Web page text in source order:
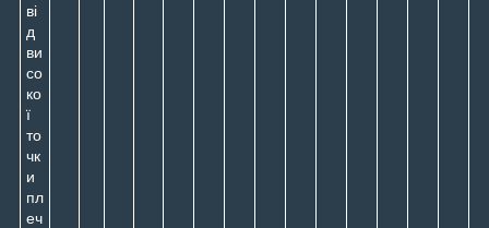
ві
д
ви
со
ко
ї
то
чк
и
пл
еч